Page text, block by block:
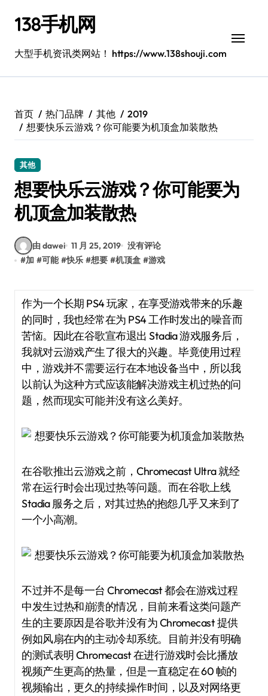
138手机网
大型手机资讯类网站！ https://www.138shouji.com
首页 热门品牌 其他
2019
想要快乐云游戏？你可能要为机顶盒加装散热
其他
想要快乐云游戏？你可能要为
机顶盒加装散热
由 dawei 11 月 25, 2019 没有评论
#加 #可能 #快乐 #想要 #机顶盒 #游戏
作为一个长期 PS4 玩家，在享受游戏带来的乐趣
的同时，我也经常在为 PS4 工作时发出的噪音而
苦恼。因此在谷歌宣布退出 Stadia 游戏服务后，
我就对云游戏产生了很大的兴趣。毕竟使用过程
中，游戏并不需要运行在本地设备当中，所以我
以前认为这种方式应该能解决游戏主机过热的问
题，然而现实可能并没有这么美好。
在谷歌推出云游戏之前，Chromecast Ultra 就经
常在运行时会出现过热等问题。而在谷歌上线
Stadia 服务之后，对其过热的抱怨几乎又来到了
一个小高潮。
不过并不是每一台 Chromecast 都会在游戏过程
中发生过热和崩溃的情况，目前来看这类问题产
生的主要原因是谷歌并没有为 Chromecast 提供
例如风扇在内的主动冷却系统。目前并没有明确
的测试表明 Chromecast 在进行游戏时会比播放
视频产生更高的热量，但是一直稳定在 60 帧的
视频输出，更久的持续操作时间，以及对网络更